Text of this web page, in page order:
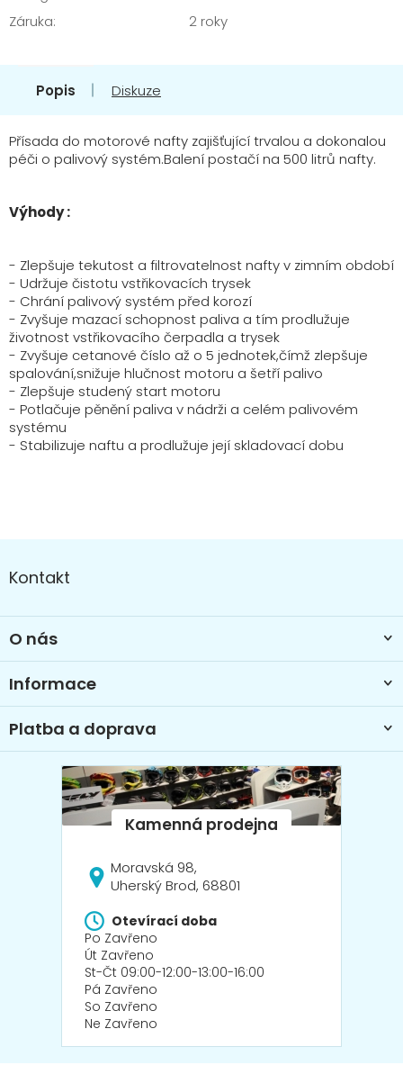
Záruka: 2 roky
Popis Diskuze
Přísada do motorové nafty zajišťující trvalou a dokonalou
péči o palivový systém.Balení postačí na 500 litrů nafty.
Výhody :
- Zlepšuje tekutost a filtrovatelnost nafty v zimním období
- Udržuje čistotu vstřikovacích trysek
- Chrání palivový systém před korozí
- Zvyšuje mazací schopnost paliva a tím prodlužuje
životnost vstřikovacího čerpadla a trysek
- Zvyšuje cetanové číslo až o 5 jednotek,čímž zlepšuje
spalování,snižuje hlučnost motoru a šetří palivo
- Zlepšuje studený start motoru
- Potlačuje pěnění paliva v nádrži a celém palivovém
systému
- Stabilizuje naftu a prodlužuje její skladovací dobu
á
pKontakt
O nás
Informace
Platba a doprava
Moravská 98,
Uherský Brod, 68801
Otevírací doba
Po Zavřeno
Út Zavřeno
St-Čt 09:00-12:00-13:00-16:00
Pá Zavřeno
So Zavřeno
Ne Zavřeno